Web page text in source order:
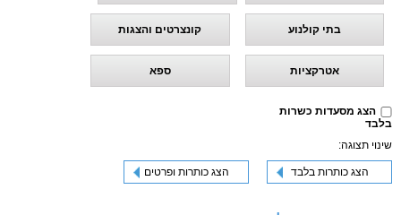
בתי קולנוע קונצרטים והצגות
אטרקציות ספא
הצג מסעדות כשרות
בלבד
שינוי תצוגה:
הצג כותרות בלבד הצג כותרות ופרטים